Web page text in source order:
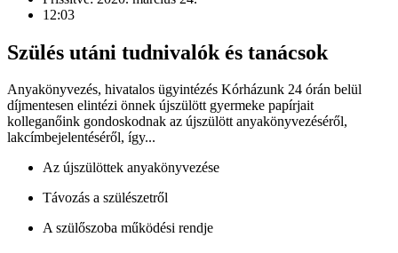
12:03
Szülés utáni tudnivalók és tanácsok
Anyakönyvezés, hivatalos ügyintézés Kórházunk 24 órán belül
díjmentesen elintézi önnek újszülött gyermeke papírjait
kolleganőink gondoskodnak az újszülött anyakönyvezéséről,
lakcímbejelentéséről, így...
Az újszülöttek anyakönyvezése
Távozás a szülészetről
A szülőszoba működési rendje